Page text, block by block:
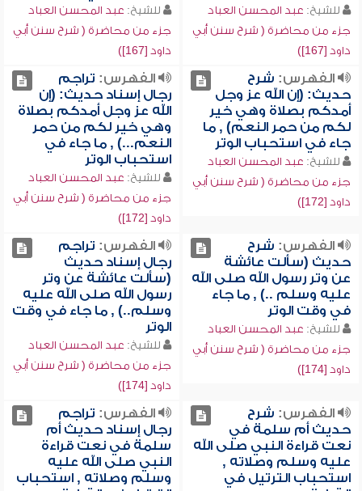
للشيخ: عبد المحسن العباد
جزء من محاضرة ( شرح سنن أبي
داود [167])
للشيخ: عبد المحسن العباد
جزء من محاضرة ( شرح سنن أبي
داود [167])
الفهرس: شرح
حديث: (إن الله عز وجل
أمدكم بصلاة وهي خير
لكم من حمر النعم) , ما
جاء في استحباب الوتر
للشيخ: عبد المحسن العباد
جزء من محاضرة ( شرح سنن أبي
داود [172])
الفهرس: تراجم
رجال إسناد حديث: (إن
الله عز وجل أمدكم بصلاة
وهي خير لكم من حمر
النعم...) , ما جاء في
استحباب الوتر
للشيخ: عبد المحسن العباد
جزء من محاضرة ( شرح سنن أبي
داود [172])
الفهرس: شرح
حديث (سألت عائشة
عن وتر رسول الله صلى الله
عليه وسلم ..) , ما جاء
في وقت الوتر
للشيخ: عبد المحسن العباد
جزء من محاضرة ( شرح سنن أبي
داود [174])
الفهرس: تراجم
رجال إسناد حديث
(سألت عائشة عن وتر
رسول الله صلى الله عليه
وسلم..) , ما جاء في وقت
الوتر
للشيخ: عبد المحسن العباد
جزء من محاضرة ( شرح سنن أبي
داود [174])
الفهرس: شرح
حديث أم سلمة في
نعت قراءة النبي صلى الله
عليه وسلم وصلاته ,
استحباب الترتيل في
الفهرس: تراجم
رجال إسناد حديث أم
سلمة في نعت قراءة
النبي صلى الله عليه
وسلم وصلاته , استحباب